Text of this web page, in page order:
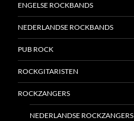
ENGELSE ROCKBANDS
NEDERLANDSE ROCKBANDS
PUB ROCK
ROCKGITARISTEN
ROCKZANGERS
NEDERLANDSE ROCKZANGERS